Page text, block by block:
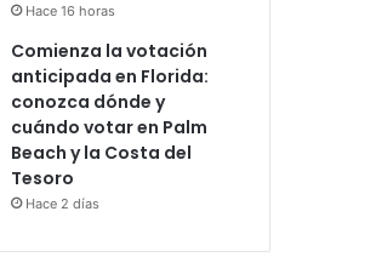
Hace 16 horas
Comienza la votación
anticipada en Florida:
conozca dónde y
cuándo votar en Palm
Beach y la Costa del
Tesoro
Hace 2 días